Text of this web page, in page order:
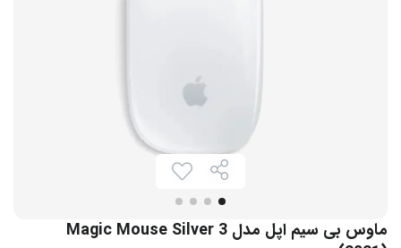
ماوس بی سیم اپل مدل Magic Mouse Silver 3